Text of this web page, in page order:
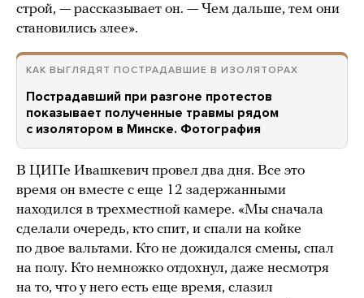
строй, — рассказывает он. — Чем дальше, тем они
становились злее».
КАК ВЫГЛЯДЯТ ПОСТРАДАВШИЕ В ИЗОЛЯТОРАХ
Пострадавший при разгоне протестов
показывает полученные травмы рядом
с изолятором в Минске. Фотография
В ЦИПе Ивашкевич провел два дня. Все это
время он вместе с еще 12 задержанными
находился в трехместной камере. «Мы сначала
сделали очередь, кто спит, и спали на койке
по двое вальтами. Кто не дожидался смены, спал
на полу. Кто немножко отдохнул, даже несмотря
на то, что у него есть еще время, слазил